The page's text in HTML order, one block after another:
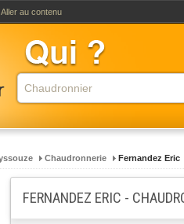
Aller au contenu
Chaudronnerie Fernandez Eric
FERNANDEZ ERIC -